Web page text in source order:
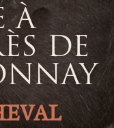
À
DE